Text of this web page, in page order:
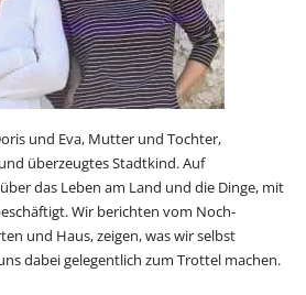
und Eva, Mutter und Tochter,
überzeugtes Stadtkind. Auf
das Leben am Land und die Dinge, mit
Wir berichten vom Noch-
und Haus, zeigen, was wir selbst
dabei gelegentlich zum Trottel machen.